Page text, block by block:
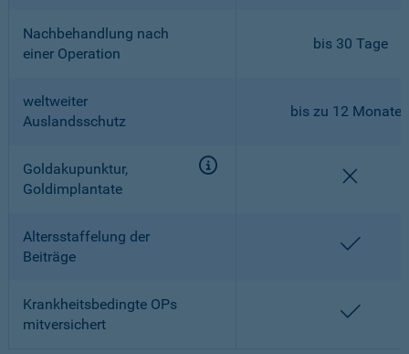
Nachbehandlung nach
einer Operation
bis 30 Tage
weltweiter
Auslandsschutz
bis zu 12 Monaten
Goldakupunktur,
Goldimplantate
Altersstaffelung der
Beiträge
Krankheitsbedingte OPs
mitversichert